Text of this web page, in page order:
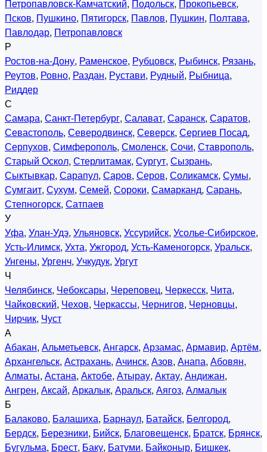
Петропавловск-Камчатский, Подольск, Прокопьевск,
Псков, Пушкино, Пятигорск, Павлов, Пушкин, Полтава,
Павлодар, Петропавловск
Р
Ростов-на-Дону, Раменское, Рубцовск, Рыбинск, Рязань,
Реутов, Ровно, Раздан, Рустави, Рудный, Рыбница,
Риддер
С
Самара, Санкт-Петербург, Салават, Саранск, Саратов,
Севастополь, Северодвинск, Северск, Сергиев Посад,
Серпухов, Симферополь, Смоленск, Сочи, Ставрополь,
Старый Оскол, Стерлитамак, Сургут, Сызрань,
Сыктывкар, Сарапул, Саров, Серов, Соликамск, Сумы,
Сумгаит, Сухум, Семей, Сороки, Самарканд, Сарань,
Степногорск, Сатпаев
У
Уфа, Улан-Удэ, Ульяновск, Уссурийск, Усолье-Сибирское,
Усть-Илимск, Ухта, Ужгород, Усть-Каменогорск, Уральск,
Унгены, Ургенч, Учкудук, Ургут
Ч
Челябинск, Чебоксары, Череповец, Черкесск, Чита,
Чайковский, Чехов, Черкассы, Чернигов, Черновцы,
Чирчик, Чуст
А
Абакан, Альметьевск, Ангарск, Арзамас, Армавир, Артём,
Архангельск, Астрахань, Ачинск, Азов, Анапа, Абовян,
Алматы, Астана, Актобе, Атырау, Актау, Андижан,
Ангрен, Аксай, Аркалык, Аральск, Аягоз, Алмалык
Б
Балаково, Балашиха, Барнаул, Батайск, Белгород,
Бердск, Березники, Бийск, Благовещенск, Братск, Брянск,
Бугульма, Брест, Баку, Батуми, Байконыр, Бишкек,